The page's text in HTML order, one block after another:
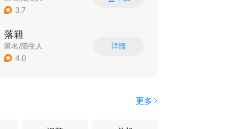
3.7
落籍
匿名/陌生人
4.0
详情
更多